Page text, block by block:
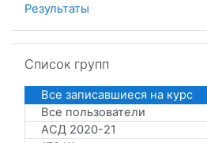
Результаты
Список групп
Все записавшиеся на курс
Все пользователи
АСД 2020-21